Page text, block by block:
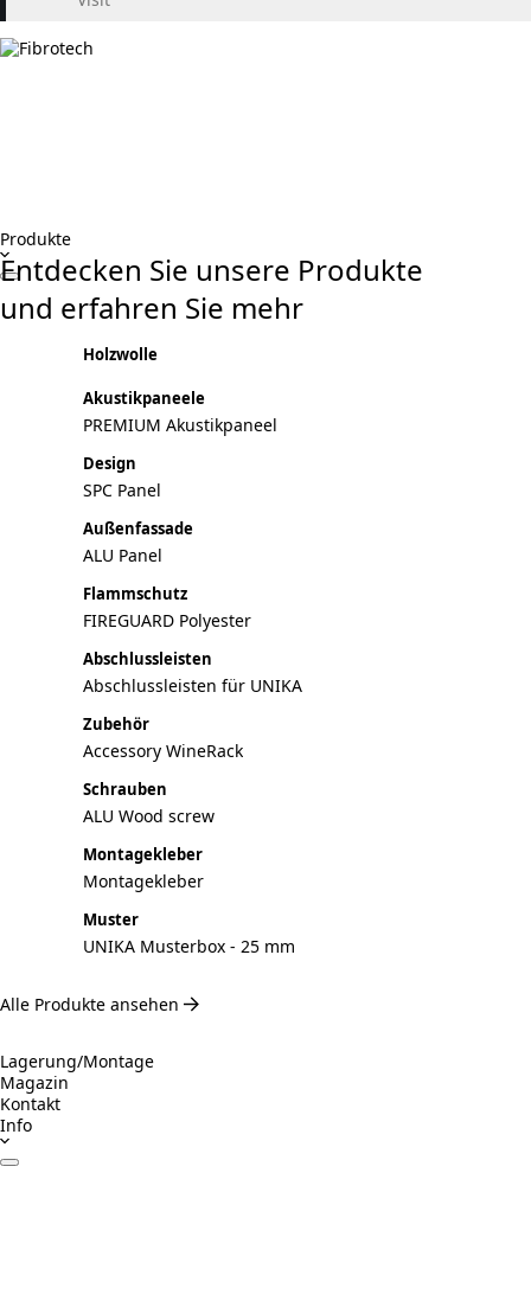
Produkte
Entdecken Sie unsere Produkte
und erfahren Sie mehr
Holzwolle
Akustikpaneele
PREMIUM Akustikpaneel
Design
SPC Panel
Außenfassade
ALU Panel
Flammschutz
FIREGUARD Polyester
Abschlussleisten
Abschlussleisten für UNIKA
Zubehör
Accessory WineRack
Schrauben
ALU Wood screw
Montagekleber
Montagekleber
Muster
UNIKA Musterbox - 25 mm
Alle Produkte ansehen
Lagerung/Montage
Magazin
Kontakt
Info